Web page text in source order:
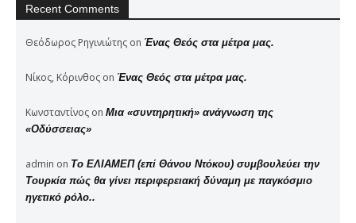
Recent Comments
Θεόδωρος Ρηγινιώτης on Ένας Θεός στα μέτρα μας.
Νίκος, Κόρινθος on Ένας Θεός στα μέτρα μας.
Κωνσταντίνος on Μια «συντηρητική» ανάγνωση της
«Οδύσσειας»
admin on Το ΕΛΙΑΜΕΠ (επί Θάνου Ντόκου) συμβουλεύει την
Τουρκία πώς θα γίνει περιφερειακή δύναμη με παγκόσμιο
ηγετικό ρόλο..